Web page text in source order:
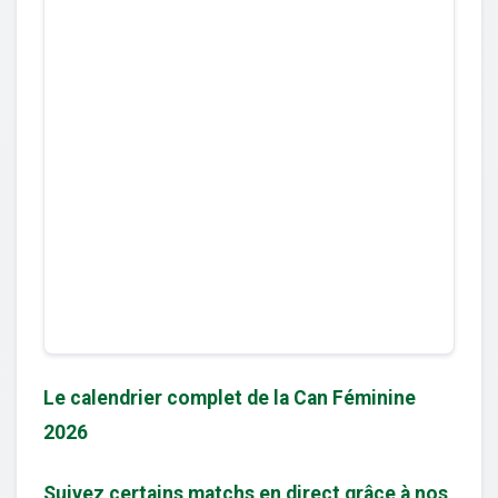
Le calendrier complet de la Can Féminine
2026
Suivez certains matchs en direct grâce à nos